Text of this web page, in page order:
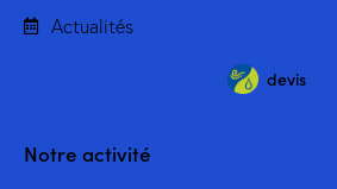
Actualités
devis
Notre activité